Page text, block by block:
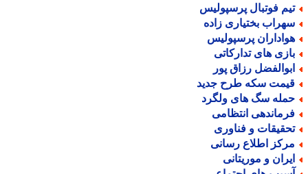
فوتبال پرسپولیس
بختیاری زاده
پرسپولیس
های تدارکاتی
رزاق پور
سکه طرح جدید
سگ های ولگرد
انتظامی
و فناوری
اطلاع رسانی
و موریتانی